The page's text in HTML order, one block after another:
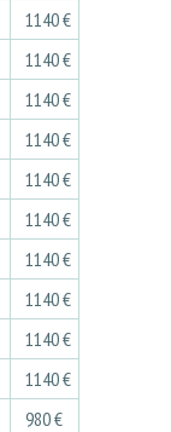
1140 €
1140 €
1140 €
1140 €
1140 €
1140 €
1140 €
1140 €
1140 €
1140 €
980 €